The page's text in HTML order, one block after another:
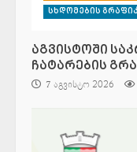
სხდომების
აგვისტოში
ჩატარების
7 აგვისტო 2026